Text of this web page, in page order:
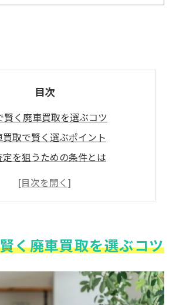
目次
賢く廃車買取を選ぶコツ
買取で賢く選ぶポイント
を狙うための条件とは
査定を活用して有利に取引
の基礎知識と選び方
のポイントと高額査定の秘訣
買取で得する高額査定術
取で重要なポイントは何か
く廃車買取を選ぶコツ